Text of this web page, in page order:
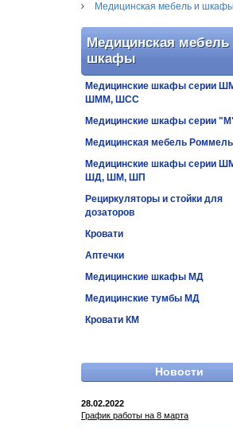
Медицинская мебель и шкафы
Медицинская мебель
шкафы
Медицинские шкафы серии
ШММ, ШСС
Медицинские шкафы серии
Медицинская мебель Роммель
Медицинские шкафы серии
ШД, ШМ, ШП
Рециркуляторы и стойки для
дозаторов
Кровати
Аптечки
Медицинские шкафы МД
Медицинские тумбы МД
Кровати КМ
Новости
28.02.2022
График работы на 8 марта